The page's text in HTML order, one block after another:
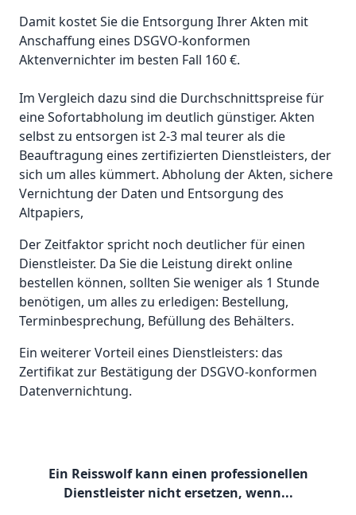
Damit kostet Sie die Entsorgung Ihrer Akten mit
Anschaffung eines DSGVO-konformen
Aktenvernichter im besten Fall 160 €.
Im Vergleich dazu sind die Durchschnittspreise für
eine Sofortabholung im deutlich günstiger. Akten
selbst zu entsorgen ist 2-3 mal teurer als die
Beauftragung eines zertifizierten Dienstleisters, der
sich um alles kümmert. Abholung der Akten, sichere
Vernichtung der Daten und Entsorgung des
Altpapiers,
Der Zeitfaktor spricht noch deutlicher für einen
Dienstleister. Da Sie die Leistung direkt online
bestellen können, sollten Sie weniger als 1 Stunde
benötigen, um alles zu erledigen: Bestellung,
Terminbesprechung, Befüllung des Behälters.
Ein weiterer Vorteil eines Dienstleisters: das
Zertifikat zur Bestätigung der DSGVO-konformen
Datenvernichtung.
Ein Reisswolf kann einen professionellen
Dienstleister nicht ersetzen, wenn...